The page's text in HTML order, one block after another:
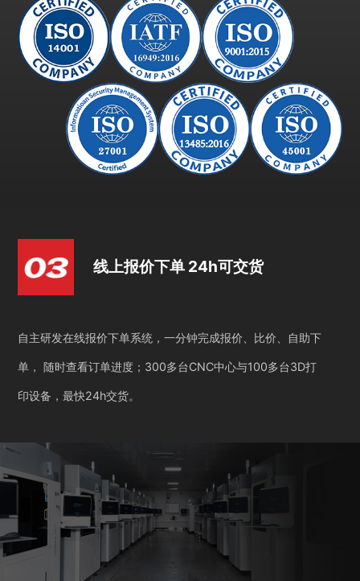
线上报价下单 24h可交货
自主研发在线报价下单系统，一分钟完成报价、比价、自助下
单， 随时查看订单进度；300多台CNC中心与100多台3D打
印设备，最快24h交货。